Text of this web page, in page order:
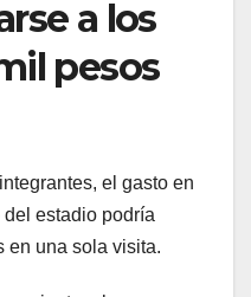
a los
pesos
el gasto en
estadio podría
en una sola visita.